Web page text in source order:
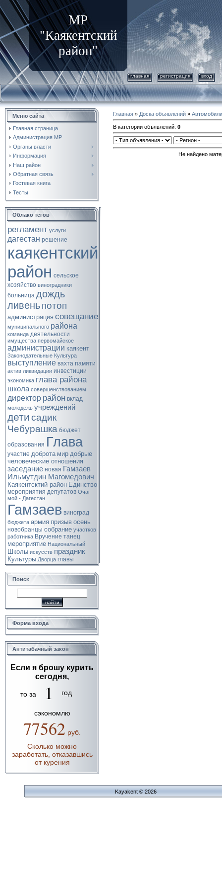
МР
"Каякентский
район"
главная регистрация вход
Меню сайта
Главная страница
Администрация МР
Органы власти
Информация
Наш район
Обратная связь
Гостевая книга
Тесты
Облако тегов
регламент услуги
дагестан решение
каякентский
район сельское
хозяйство виноградники
больница дождь
ливеньпотоп
администрация совещание
муниципального района
команда деятельности
имущества первомайское
администрации каякент
Законодательные Культура
выступление вахта памяти
актив ликвидации инвестиции
экономика глава района
школа совершенствованием
директор район вклад
молодёжь учреждений
детисадик
Чебурашка бюджет
образования Глава
участие доброта мир добрые
человеческие отношения
заседание новая Гамзаев
Ильмутдин Магомедович
Каякентсктий район Единство
мероприятия депутатов Очаг
мой - Дагестан
Гамзаев виноград
бюджета армия призыв осень
новобранцы собрание участков
работника Вручение танец
мероприятие Национальный
Школы искусств праздник
Культуры Дворца главы
Поиск
Форма входа
Антитабачный закон
Если я брошу курить
сегодня,
то за 1 год
сэкономлю
77562 руб.
Сколько можно
заработать, отказавшись
от курения
Главная » Доска объявлений » Автомобили
В категории объявлений: 0
Не найдено
Kayakent © 2026